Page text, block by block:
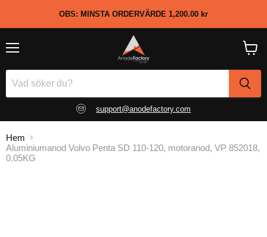
OBS: MINSTA ORDERVÄRDE 1,200.00 kr
support@anodefactory.com
Hem
Aluminiumanod Volvo Penta SD 110-120, motoranod, VP 852018,
0.05KG